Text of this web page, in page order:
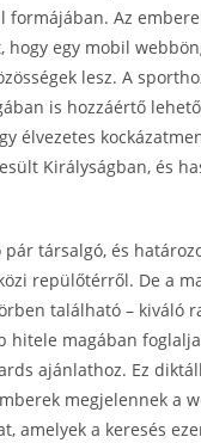
formájában. Az
egy mobil
lesz. A
is hozzáértő
élvezetes
Királyságban, és
társalgó, és
repülőtérről. De a
található – kiváló
hitele magában
ajánlathoz. Ez
megjelennek a
amelyek a keresés